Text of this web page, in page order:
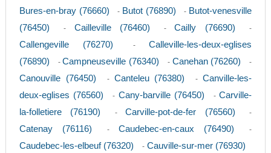
Bures-en-bray (76660) - Butot (76890) - Butot-venesville
(76450)
- Cailleville (76460) -Cailly (76690) -
Callengeville (76270) -Calleville-les-deux-eglises
(76890)
-Campneuseville (76340) - Canehan (76260) -
Canouville (76450) - Canteleu (76380) -Canville-les-
deux-eglises (76560)
- Cany-barville (76450) -Carville-
la-folletiere (76190)
-Carville-pot-de-fer (76560) -
Catenay (76116) - Caudebec-en-caux (76490) -
Caudebec-les-elbeuf (76320) - Cauville-sur-mer (76930)